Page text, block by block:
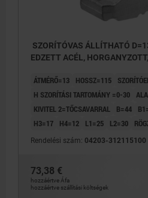
SZORÍTÓVAS ÁLLÍTHATÓ
EDZETT ACÉL,
ÁTMÉRŐ=13 HOSSZ=115
H SZORÍTÁSI TARTOMÁNY =0-30
KIVITEL 2=TŐCSAVARRAL
B=44
H3=17
H4=12 L1=25 L2=30
Rendelési szám: 04203-312115100
73,38 €
hozzáértve Áfa
hozzáértve szállítási költségek